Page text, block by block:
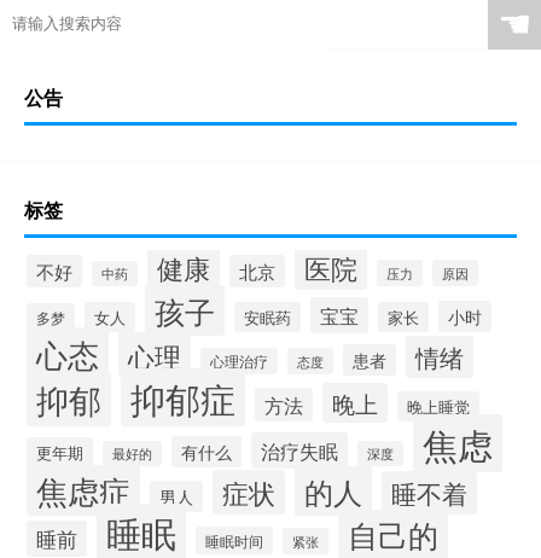
☚
公告
标签
不好 中药 健康 北京 医院 压力 原因
多梦 女人 孩子 安眠药 宝宝 家长 小时
心态 心理 心理治疗 态度 患者 情绪
抑郁 抑郁症 方法 晚上
晚上睡觉
更年期
最好的 有什么 治疗失眠 深度 焦虑
焦虑症 男人 症状 的人 睡不着
睡前 睡眠 睡眠时间 紧张 自己的